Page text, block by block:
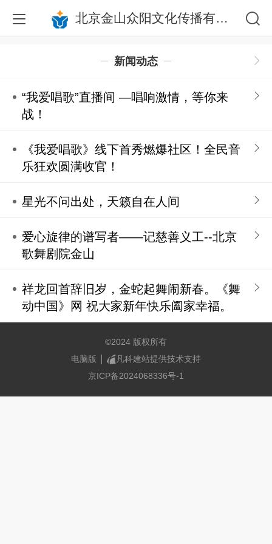
北京金山众阳文化传播有限公司
新闻动态
“我爱唱歌”直播间 —唱响激情，等你来
战！
《我爱唱歌》线下首秀燃爆社区！全民音
乐狂欢圆满收官！
星光不问出处，天籁自在人间
爱心旋律的谱写者——记慈善义工--北京
歌舞剧院金山
祥龙回首辞旧岁，金蛇起舞闹新春。《舞
动中国》网 祝大家新年快乐阖家幸福。
©2024 版权所有
电脑版
凡科建站提供技术支持
京ICP备2024068336号-1